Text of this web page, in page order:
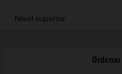
Nivel superior
Ordenar